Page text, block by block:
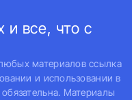
и все, что с
материалов ссылка
и использовании в
Материалы